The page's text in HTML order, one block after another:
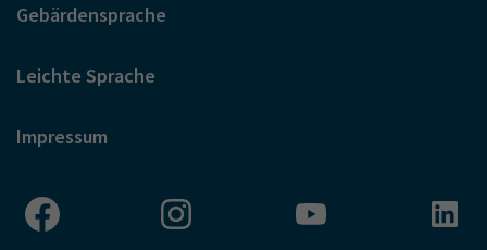
Gebärdensprache
Leichte Sprache
Impressum